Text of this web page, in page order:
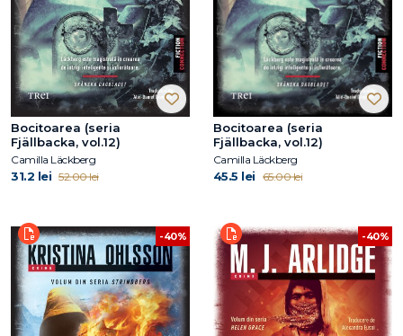
Bocitoarea (seria
Fjällbacka, vol.12)
Camilla Läckberg
31.2 lei 52.00 lei
Bocitoarea (seria
Fjällbacka, vol.12)
Camilla Läckberg
45.5 lei 65.00 lei
-40% -40%